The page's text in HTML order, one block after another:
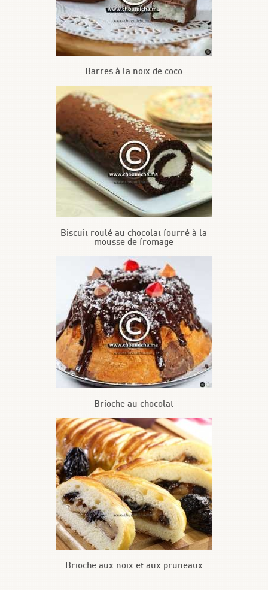
Barres à la noix de coco
Biscuit roulé au chocolat fourré à la
mousse de fromage
Brioche au chocolat
Brioche aux noix et aux pruneaux